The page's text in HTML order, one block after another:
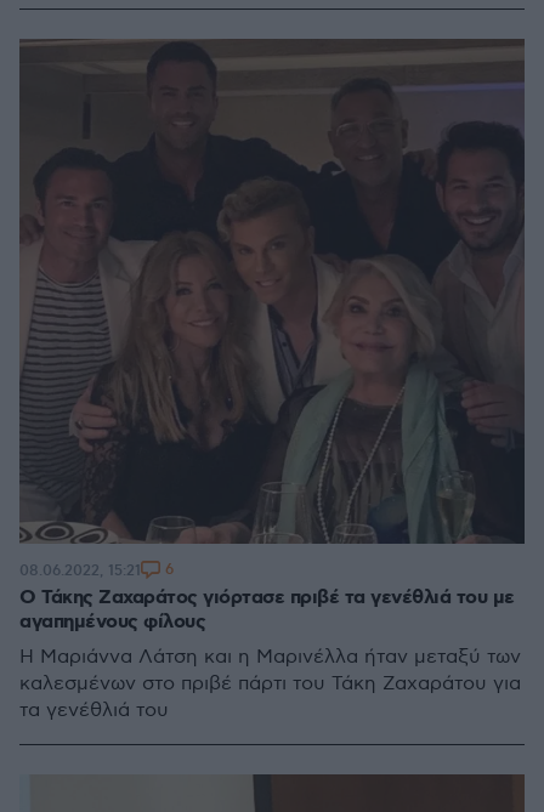
Ο Τάκης Ζαχαράτος γιόρτασε πριβέ τα γενέθλιά του με
αγαπημένους φίλους
Η Μαριάννα Λάτση και η Μαρινέλλα ήταν μεταξύ των
καλεσμένων στο πριβέ πάρτι του Τάκη Ζαχαράτου για
τα γενέθλιά του
08.06.2022, 15:21 6